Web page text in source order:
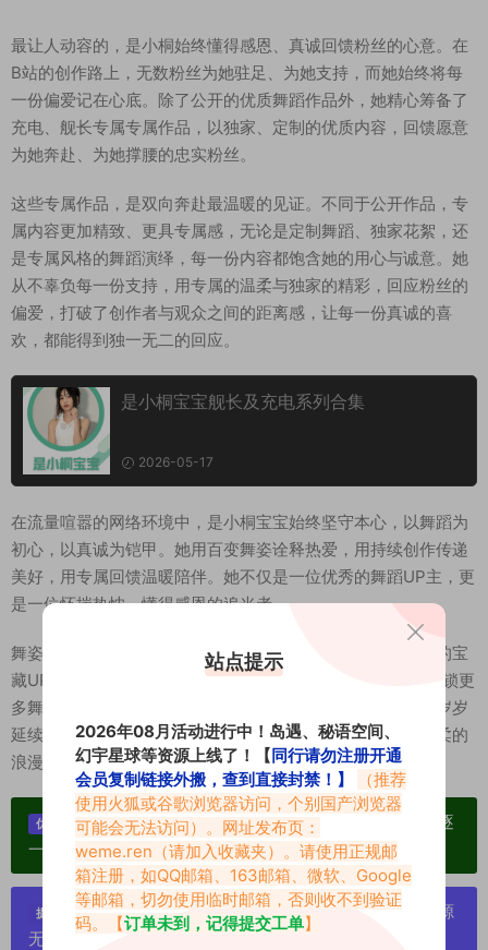
最让人动容的，是小桐始终懂得感恩、真诚回馈粉丝的心意。在
B站的创作路上，无数粉丝为她驻足、为她支持，而她始终将每
一份偏爱记在心底。除了公开的优质舞蹈作品外，她精心筹备了
充电、舰长专属专属作品，以独家、定制的优质内容，回馈愿意
为她奔赴、为她撑腰的忠实粉丝。
这些专属作品，是双向奔赴最温暖的见证。不同于公开作品，专
属内容更加精致、更具专属感，无论是定制舞蹈、独家花絮，还
是专属风格的舞蹈演绎，每一份内容都饱含她的用心与诚意。她
从不辜负每一份支持，用专属的温柔与独家的精彩，回应粉丝的
偏爱，打破了创作者与观众之间的距离感，让每一份真诚的喜
欢，都能得到独一无二的回应。
是小桐宝宝舰长及充电系列合集
2026-05-17
在流量喧嚣的网络环境中，是小桐宝宝始终坚守本心，以舞蹈为
初心，以真诚为铠甲。她用百变舞姿诠释热爱，用持续创作传递
美好，用专属回馈温暖陪伴。她不仅是一位优秀的舞蹈UP主，更
是一位怀揣热忱、懂得感恩的追光者。
舞姿不负热爱，温柔不负相逢。愿这位多才多艺、真诚纯粹的宝
藏UP主，能够在舞蹈的道路上步履不停、闪闪发光，持续解锁更
多舞蹈风格，带来更多惊艳作品。也愿这份双向奔赴的美好岁岁
延续，让更多人遇见小桐的舞蹈，邂逅独属于这份热爱与温柔的
浪漫。
优势：
单个博主作品统一整合分享、素材高度去重复、逐
一归档方便收藏！
提示：
严禁搬运资源链接，一经发现封号处理，素材资源
无露点、需求请绕道，关闭本站网页！
站点提示
2026年08月活动进行中！岛遇、秘语空间、
幻宇星球等资源上线了！【同行请勿注册开通
会员复制链接外搬，查到直接封禁！】
（推荐
使用火狐或谷歌浏览器访问，个别国产浏览器
可能会无法访问）。网址发布页：
weme.ren （请加入收藏夹）。请使用正规邮
箱注册，如QQ邮箱、163邮箱、微软、Google
等邮箱，切勿使用临时邮箱，否则收不到验证
码。【订单未到，记得提交工单】